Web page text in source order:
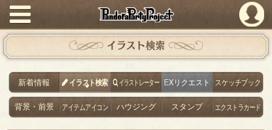
PandoraPartyProject
イラスト検索
新着情報 イラスト検索 イラストレーター EXリクエスト スケッチブック
背景・前景 アイテムアイコン ハウジング スタンプ エクストラカード